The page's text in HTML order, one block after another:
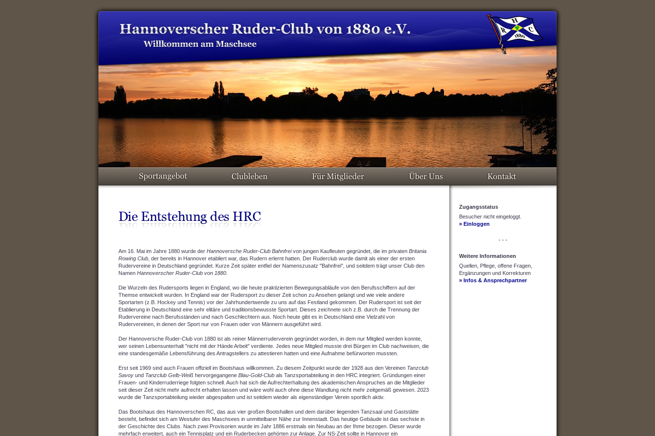
Am 16. Mai im Jahre 1880 wurde der Hannoversche Ruder-Club Bahnfreivon jungen Kaufleuten gegründet, die im privaten Britania
Rowing Club , der bereits in Hannover etabliert war, das Rudern erlernt hatten. Der Ruderclub wurde damit als einer der ersten
Rudervereine in Deutschland gegründet. Kurze Zeit später entfiel der Namenszusatz "Bahnfrei", und seitdem trägt unser Club den
Namen Hannoverscher Ruder-Club von 1880
Die Wurzeln des Rudersports liegen in England, wo die heute praktizierten Bewegungsabläufe von den Berufsschiffern auf der
Themse entwickelt wurden. In England war der Rudersport zu dieser Zeit schon zu Ansehen gelangt und wie viele andere
Sportarten (z.B. Hockey und Tennis) vor der Jahrhundertwende zu uns auf das Festland gekommen. Der Rudersport ist seit der
Etablierung in Deutschland eine sehr elitäre und traditionsbewusste Sportart. Dieses zeichnete sich z.B. durch die Trennung der
Rudervereine nach Berufsständen und nach Geschlechtern aus. Noch heute gibt es in Deutschland eine Vielzahl von
Rudervereinen, in denen der Sport nur von Frauen oder von Männern ausgeführt wird.
Der Hannoversche Ruder-Club von 1880 ist als reiner Männerruderverein gegründet worden, in dem nur Mitglied werden konnte,
wer seinen Lebensunterhalt "nicht mit der Hände Arbeit" verdiente. Jedes neue Mitglied musste drei Bürgen im Club nachweisen, die
eine standesgemäße Lebensführung des Antragstellers zu attestieren hatten und eine Aufnahme befürworten mussten.
Erst seit 1969 sind auch Frauen offiziell im Bootshaus willkommen. Zu diesem Zeitpunkt wurde der 1928 aus den Vereinen Tanzclub
Savoy und Tanzclub Gelb-Weiß hervorgegangene Blau-Gold-Club als Tanzsportabteilung in den HRC integriert. Gründungen einer
Frauen- und Kinderruderriege folgten schnell. Auch hat sich die Aufrechterhaltung des akademischen Anspruches an die Mitglieder
seit dieser Zeit nicht mehr aufrecht erhalten lassen und wäre wohl auch ohne diese Wandlung nicht mehr zeitgemäß gewesen. 2023
wurde die Tanzsportabteilung wieder abgespalten und ist seitdem wieder als eigenständiger Verein sportlich aktiv.
Das Bootshaus des Hannoverschen RC, das aus vier großen Bootshallen und dem darüber liegenden Tanzsaal und Gaststätte
besteht, befindet sich am Westufer des Maschsees in unmittelbarer Nähe zur Innenstadt. Das heutige Gebäude ist das sechste in
der Geschichte des Clubs. Nach zwei Provisorien wurde im Jahr 1886 erstmals ein Neubau an der Ihme bezogen. Dieser wurde
mehrfach erweitert, auch ein Tennisplatz und ein Ruderbecken gehörten zur Anlage. Zur NS-Zeit sollte in Hannover ein
Zugangsstatus
Besucher nicht eingeloggt.
» Einloggen
• • •
Weitere Informationen
Quellen, Pflege, offene Fragen,
Ergänzungen und Korrekturen
» Infos & Ansprechpartner